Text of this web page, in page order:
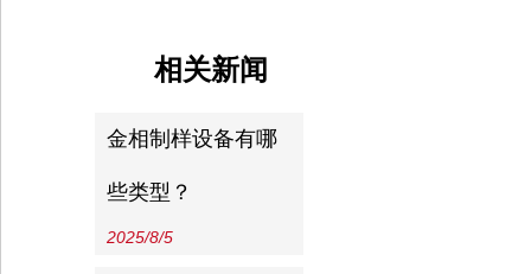
相关新闻
金相制样设备有哪
些类型？
2025/8/5